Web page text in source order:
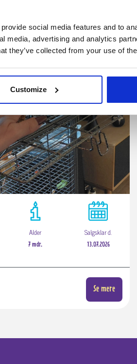
social media features and to
media, advertising and analytics
they’ve collected from your use of
Customize
9800 Hjørring
2 drenge undulater
Alder
7 mdr.
Salgsklar d.
13.07.2026
Se mere